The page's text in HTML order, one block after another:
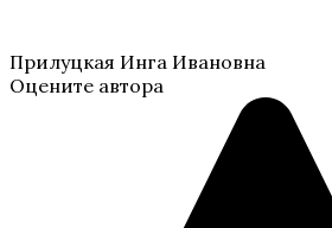
Прилуцкая Инга Ивановна
Оцените автора